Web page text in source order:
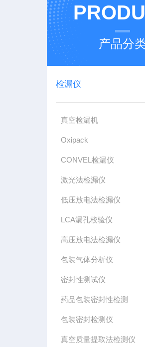
产品分
检漏仪
真空检漏机
Oxipack
CONVEL检漏仪
激光法检漏仪
低压放电法检漏仪
LCA漏孔校验仪
高压放电法检漏仪
包装气体分析仪
密封性测试仪
药品包装密封性检测
包装密封检测仪
真空质量提取法检测仪